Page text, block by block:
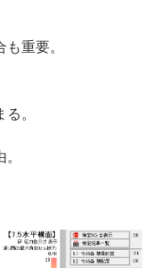
重要。
。